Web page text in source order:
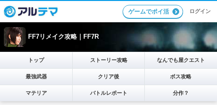
ゲームでポイ活 ログイン
FF7リメイク攻略｜FF7R
トップ ストーリー攻略 なんでも屋クエスト
最強武器 クリア後 ボス攻略
マテリア バトルレポート 分作？